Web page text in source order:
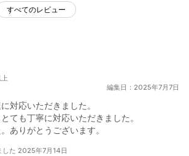
すべてのレビュー
編集日：2025年7月7日
対応いただきました。
ても丁寧に対応いただきました。
ありがとうございます。
した 2025年7月14日